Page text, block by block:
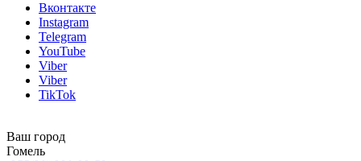
Вконтакте
Instagram
Telegram
YouTube
Viber
Viber
TikTok
Ваш город
Гомель